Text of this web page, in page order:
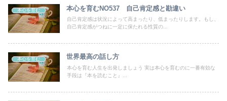
本心を育む 本心を育むNO537 自己肯定感と勘違い
自己肯定感は状況によって高まったり、低まったりします。もし、
自己肯定感がつねに一定に保たれる性質の...
本心を育む 世界最高の話し方
本心を育む人生を出発しましょう 実は本心を育むのに一番有効な
手段は『本を読むこと』...